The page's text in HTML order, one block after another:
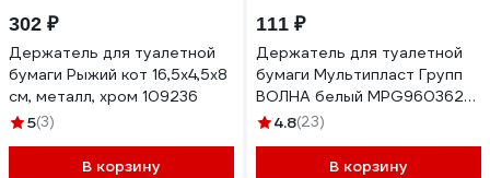
302 ₽
Держатель для туалетной
бумаги Рыжий кот 16,5x4,5x8
см, металл, хром 109236
5(3)
В корзину
111 ₽
Держатель для туалетной
бумаги Мультипласт Групп
ВОЛНА белый MPG960362
MPG961758
4.8(23)
В корзину